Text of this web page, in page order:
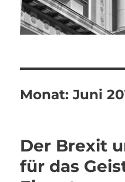
Monat:Juni
Der Brexit
für das